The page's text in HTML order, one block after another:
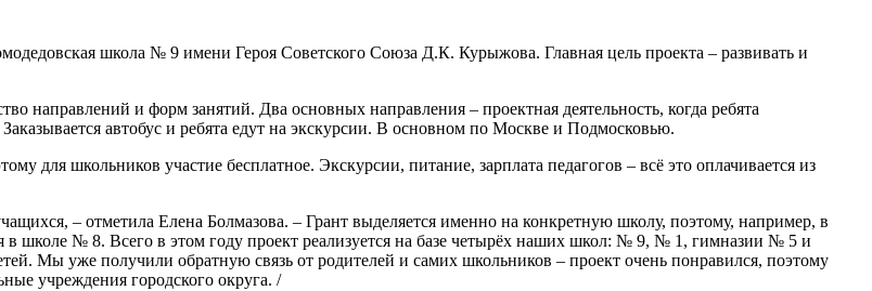
школа № 9 имени Героя Советского Союза Д.К. Курыжова. Главная цель проекта – развивать и
направлений и форм занятий. Два основных направления – проектная деятельность, когда ребята
автобус и ребята едут на экскурсии. В основном по Москве и Подмосковью.
для школьников участие бесплатное. Экскурсии, питание, зарплата педагогов – всё это оплачивается из
– отметила Елена Болмазова. – Грант выделяется именно на конкретную школу, поэтому, например, в
в школе № 8. Всего в этом году проект реализуется на базе четырёх наших школ: № 9, № 1, гимназии № 5 и
Мы уже получили обратную связь от родителей и самих школьников – проект очень понравился, поэтому
учреждения городского округа. /